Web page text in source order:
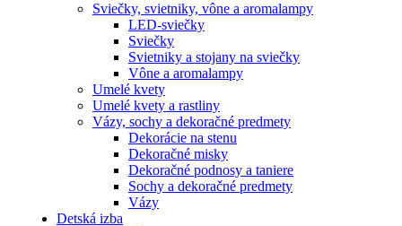
Sviečky, svietniky, vône a aromalampy
LED-sviečky
Sviečky
Svietniky a stojany na sviečky
Vône a aromalampy
Umelé kvety
Umelé kvety a rastliny
Vázy, sochy a dekoračné predmety
Dekorácie na stenu
Dekoračné misky
Dekoračné podnosy a taniere
Sochy a dekoračné predmety
Vázy
Detská izba